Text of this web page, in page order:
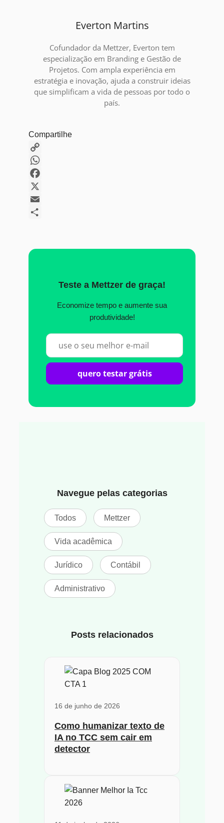
Everton Martins
Cofundador da Mettzer, Everton tem
especialização em Branding e Gestão de
Projetos. Com ampla experiência em
estratégia e inovação, ajuda a construir ideias
que simplificam a vida de pessoas por todo o
país.
Compartilhe
Copy
Link
WhatsApp
Facebook
X
Email
Teste a Mettzer de graça!
Economize tempo e aumente sua
produtividade!
quero testar grátis
Navegue pelas categorias
Todos Mettzer
Vida acadêmica
Jurídico Contábil
Administrativo
Posts relacionados
16 de junho de 2026
Como humanizar texto de
IA no TCC sem cair em
detector